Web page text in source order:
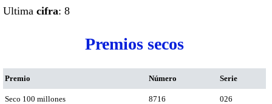
Ultima cifra: 8
Premios secos
Premio Número Serie
Seco 100 millones 8716 026